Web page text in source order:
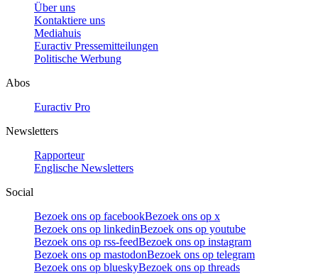
Über uns
Kontaktiere uns
Mediahuis
Euractiv Pressemitteilungen
Politische Werbung
Abos
Euractiv Pro
Newsletters
Rapporteur
Englische Newsletters
Social
Bezoek ons op facebookBezoek ons op x
Bezoek ons op linkedinBezoek ons op youtube
Bezoek ons op rss-feedBezoek ons op instagram
Bezoek ons op mastodonBezoek ons op telegram
Bezoek ons op blueskyBezoek ons op threads